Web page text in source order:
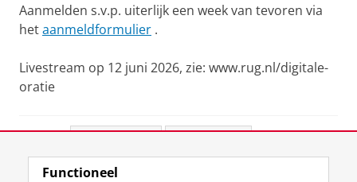
Aanmelden s.v.p. uiterlijk een week van tevoren via
hetaanmeldformulier .
Livestream op 12 juni 2026, zie: www.rug.nl/digitale-
oratie
View this page in:English
Functioneel